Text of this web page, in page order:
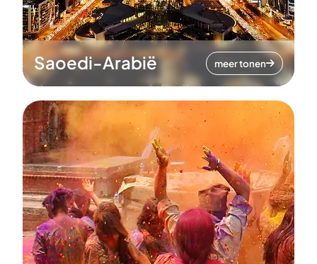
Saoedi-Arabië meer tonen